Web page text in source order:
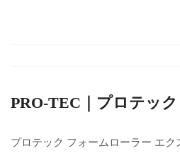
PRO-TEC｜プロテック
プロテック フォームローラー エ